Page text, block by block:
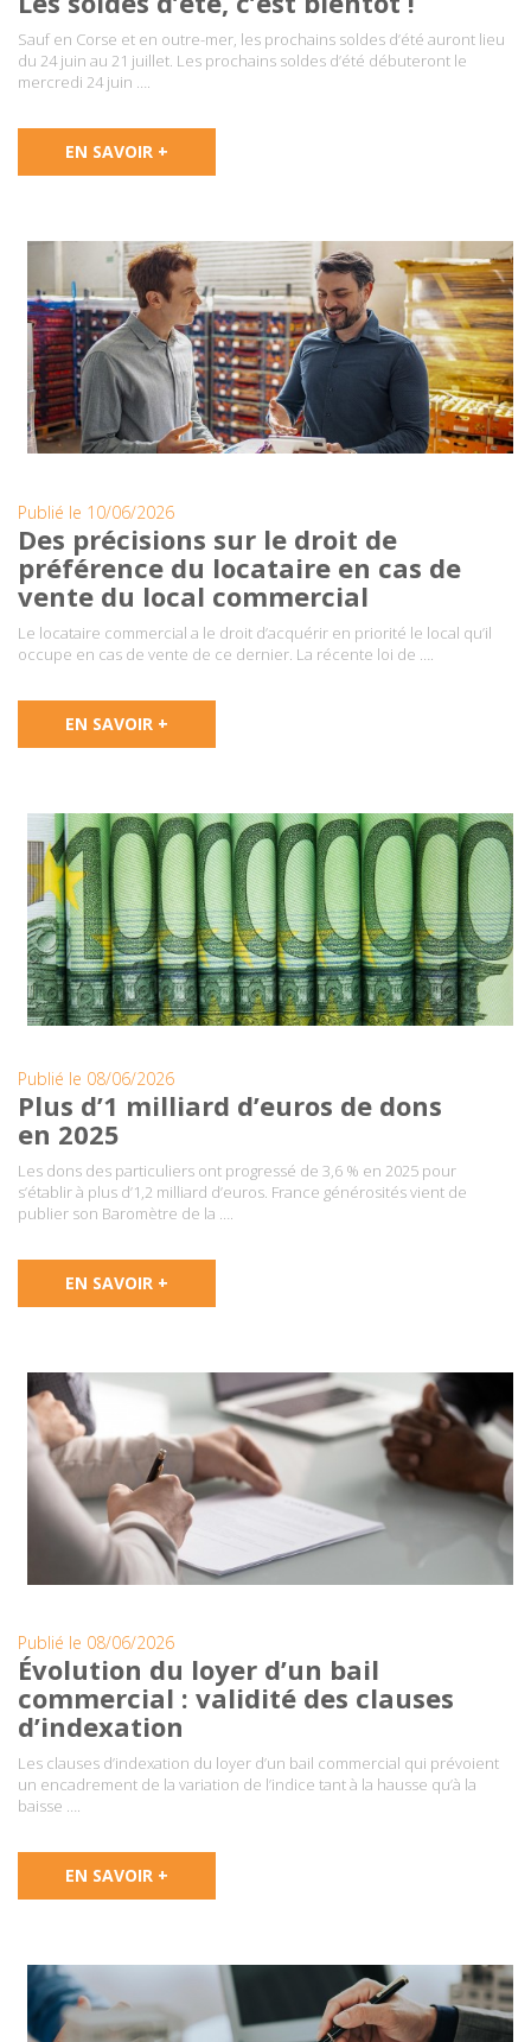
Sauf en Corse et en outre-mer, les prochains soldes d’été auront lieu
du 24 juin au 21 juillet. Les prochains soldes d’été débuteront le
mercredi 24 juin ….
EN SAVOIR +
Publié le 10/06/2026
Des précisions sur le droit de
préférence du locataire en cas de
vente du local commercial
Le locataire commercial a le droit d’acquérir en priorité le local qu’il
occupe en cas de vente de ce dernier. La récente loi de ….
EN SAVOIR +
Publié le 08/06/2026
Plus d’1 milliard d’euros de dons
en 2025
Les dons des particuliers ont progressé de 3,6 % en 2025 pour
s’établir à plus d’1,2 milliard d’euros. France générosités vient de
publier son Baromètre de la ….
EN SAVOIR +
Publié le 08/06/2026
Évolution du loyer d’un bail
commercial : validité des clauses
d’indexation
Les clauses d’indexation du loyer d’un bail commercial qui prévoient
un encadrement de la variation de l’indice tant à la hausse qu’à la
baisse ….
EN SAVOIR +